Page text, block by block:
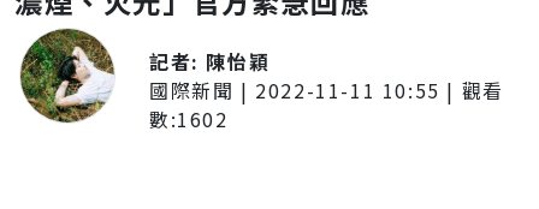
記者: 陳怡穎
國際新聞 | 2022-11-11 10:55 | 觀看
數:1602